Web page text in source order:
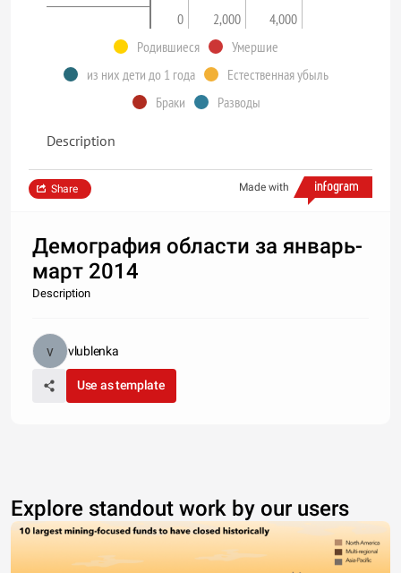
0 2,000 4,000
Родившиеся
Умершие
из них дети до 1 года
Естественная убыль
Браки
Разводы
Description
Made with
Share
Демография области за январь-
март 2014
Description
vlublenka
Use as template
Explore standout work by our users